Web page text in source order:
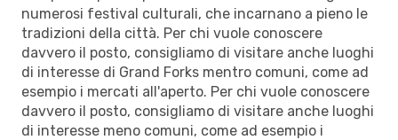
numerosi festival culturali, che incarnano a pieno le
tradizioni della città. Per chi vuole conoscere
davvero il posto, consigliamo di visitare anche luoghi
di interesse di Grand Forks mentro comuni, come ad
esempio i mercati all'aperto. Per chi vuole conoscere
davvero il posto, consigliamo di visitare anche luoghi
di interesse meno comuni, come ad esempio i